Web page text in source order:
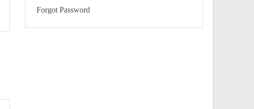
Forgot Password